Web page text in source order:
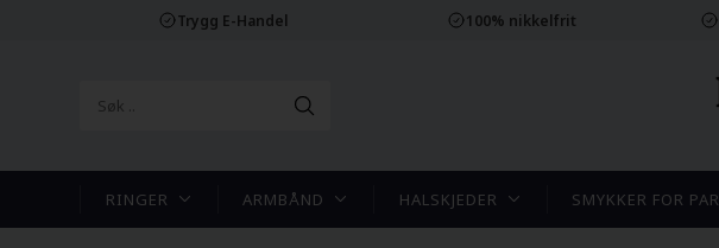
Trygg E-Handel 100% nikkelfrit
RINGER ARMBÅND HALSKJEDER SMYKKER FOR PAR